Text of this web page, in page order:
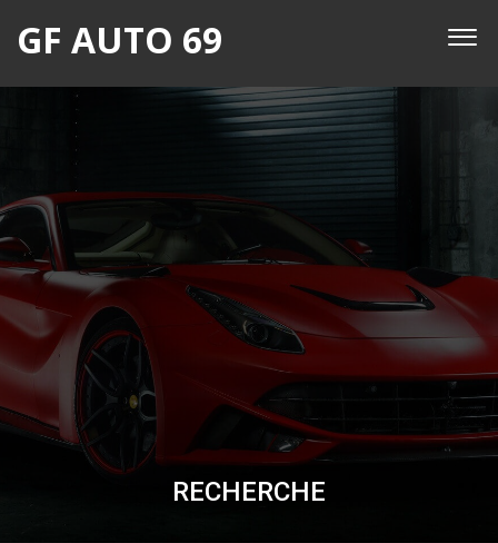
GF AUTO 69
RECHERCHE